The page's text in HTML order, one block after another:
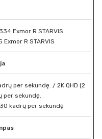
Exmor R STARVIS
Exmor R STARVIS
per sekundę. / 2K QHD (2
per sekundę.
30 kadrų per sekundę